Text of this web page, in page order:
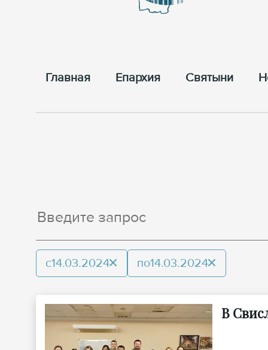
Главная Епархия Cвятыни
с14.03.2024 по14.03.2024
В